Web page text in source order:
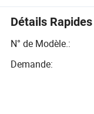
Crochet
magnétique
Détails Rapides
N° de Modèle.:
Demande: